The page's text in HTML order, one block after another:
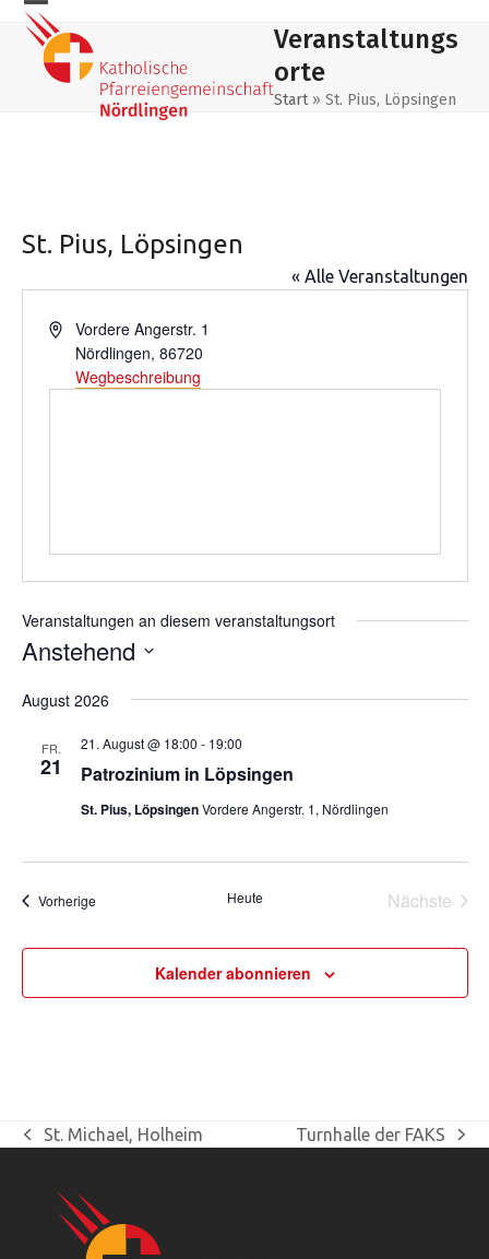
Skip
content
Mobiles
Menu
Mobiles
Menu
schließen
Veranstaltungs
orte
Start»St. Pius, Löpsingen
St. Pius, Löpsingen
« Alle Veranstaltungen
AdresseVordere Angerstr. 1
Nördlingen, 86720
Wegbeschreibung
Veranstaltungen an diesem veranstaltungsort
Anstehend
wählen.
August 2026
FR.
21 Patrozinium in Löpsingen
21. August @ 18:00 - 19:00
St. Pius, LöpsingenVordere Angerstr. 1, Nördlingen
VorherigeVeranstaltungen Heute
Nächste
Kalender abonnieren
vorheriger
St. Michael, Holheim
Nächster
Turnhalle der FAKS